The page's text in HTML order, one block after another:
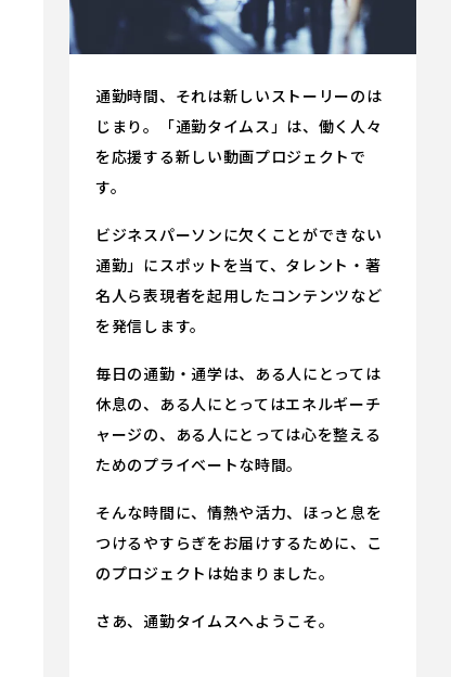
通勤時間、それは新しいストーリーのは
じまり。「通勤タイムス」は、働く人々
を応援する新しい動画プロジェクトで
す。
ビジネスパーソンに欠くことができない
通勤」にスポットを当て、タレント・著
名人ら表現者を起用したコンテンツなど
を発信します。
毎日の通勤・通学は、ある人にとっては
休息の、ある人にとってはエネルギーチ
ャージの、ある人にとっては心を整える
ためのプライベートな時間。
そんな時間に、情熱や活力、ほっと息を
つけるやすらぎをお届けするために、こ
のプロジェクトは始まりました。
さあ、通勤タイムスへようこそ。